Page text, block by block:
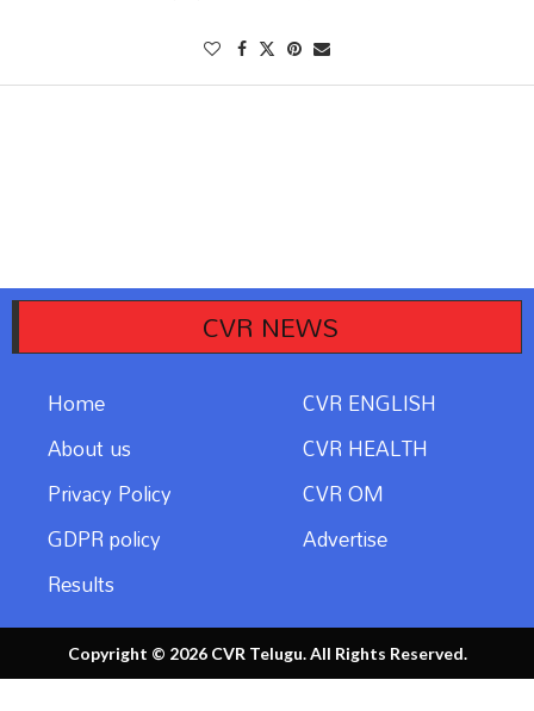
CVR NEWS
Home
CVR ENGLISH
About us
CVR HEALTH
Privacy Policy
CVR OM
GDPR policy
Advertise
Results
Copyright © 2026 CVR Telugu. All Rights Reserved.